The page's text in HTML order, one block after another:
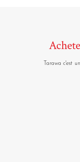
Tarawa c'est